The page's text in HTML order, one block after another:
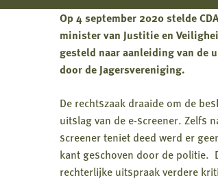
Op 4 september 2020 stelde
minister van Justitie en
gesteld naar aanleiding van de
door de Jagersvereniging.
De rechtszaak draaide om de
uitslag van de e-screener. Zelfs
screener teniet deed werd er
kant geschoven door de politie.
rechterlijke uitspraak verdere